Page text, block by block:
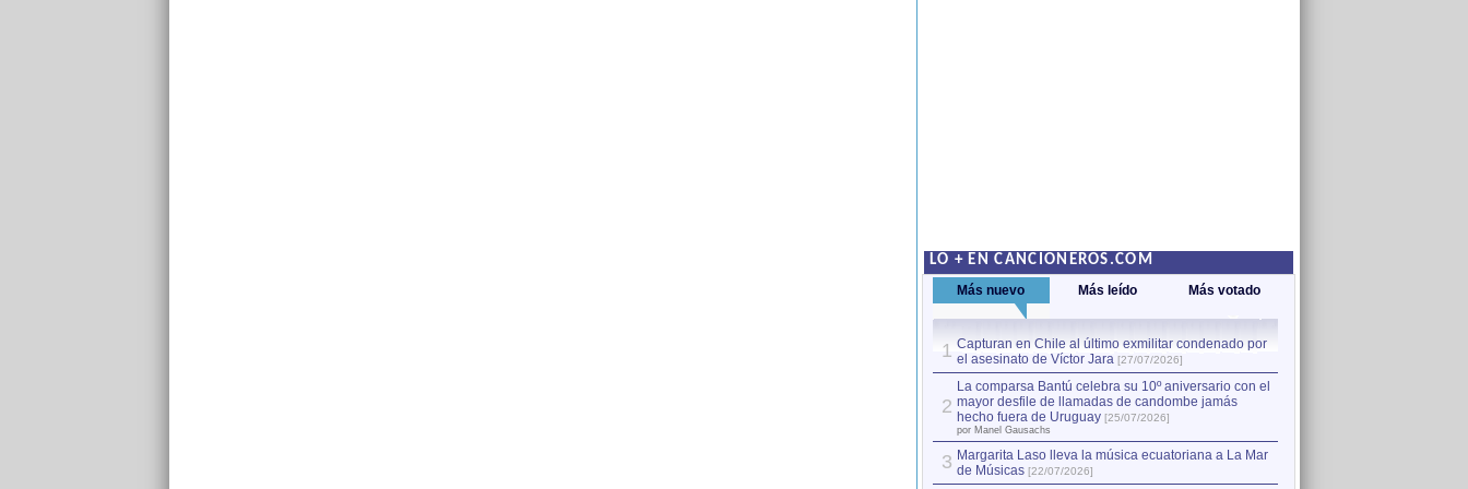
LO + EN CANCIONEROS.COM
Más nuevo Más leído Más votado
1 Capturan en Chile al último exmilitar condenado por
el asesinato de Víctor Jara [27/07/2026]
2
La comparsa Bantú celebra su 10º aniversario con el
mayor desfile de llamadas de candombe jamás
hecho fuera de Uruguay [25/07/2026]
por Manel Gausachs
3 Margarita Laso lleva la música ecuatoriana a La Mar
de Músicas [22/07/2026]